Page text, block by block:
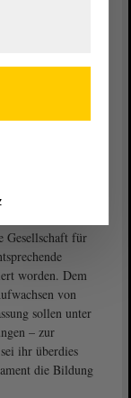
Höppner, der
große
die SPD-
Monate
Gesellschaft für
worden. Dem
von
sollen unter
– zur
ihr überdies
die Bildung